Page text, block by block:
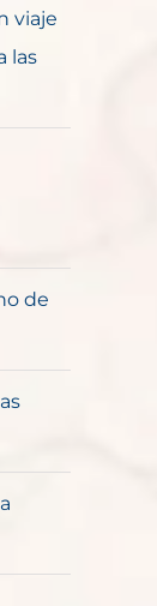
viaje
las
de